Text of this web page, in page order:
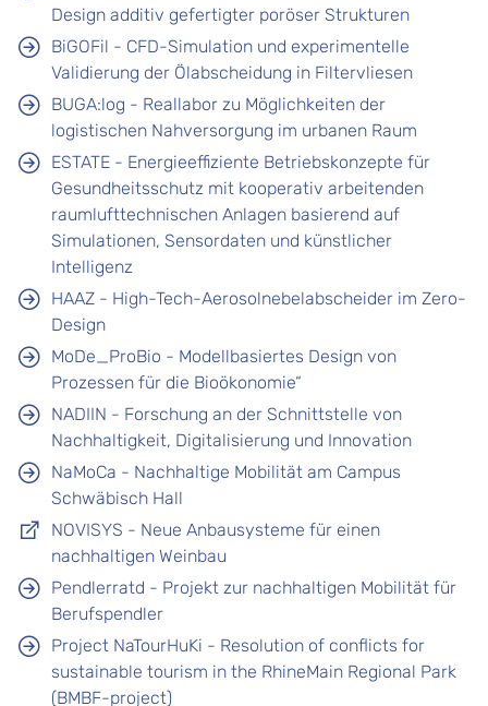
Design additiv gefertigter poröser Strukturen
BiGOFil - CFD-Simulation und experimentelle
Validierung der Ölabscheidung in Filtervliesen
BUGA:log - Reallabor zu Möglichkeiten der
logistischen Nahversorgung im urbanen Raum
ESTATE - Energieeffiziente Betriebskonzepte für
Gesundheitsschutz mit kooperativ arbeitenden
raumlufttechnischen Anlagen basierend auf
Simulationen, Sensordaten und künstlicher
Intelligenz
HAAZ - High-Tech-Aerosolnebelabscheider im Zero-
Design
MoDe_ProBio - Modellbasiertes Design von
Prozessen für die Bioökonomie“
NADIIN - Forschung an der Schnittstelle von
Nachhaltigkeit, Digitalisierung und Innovation
NaMoCa - Nachhaltige Mobilität am Campus
Schwäbisch Hall
NOVISYS - Neue Anbausysteme für einen
nachhaltigen Weinbau
Pendlerratd - Projekt zur nachhaltigen Mobilität für
Berufspendler
Project NaTourHuKi - Resolution of conflicts for
sustainable tourism in the RhineMain Regional Park
(BMBF-project)